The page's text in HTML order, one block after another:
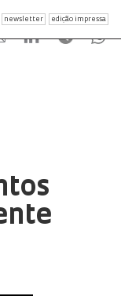
newsletter edição impressa